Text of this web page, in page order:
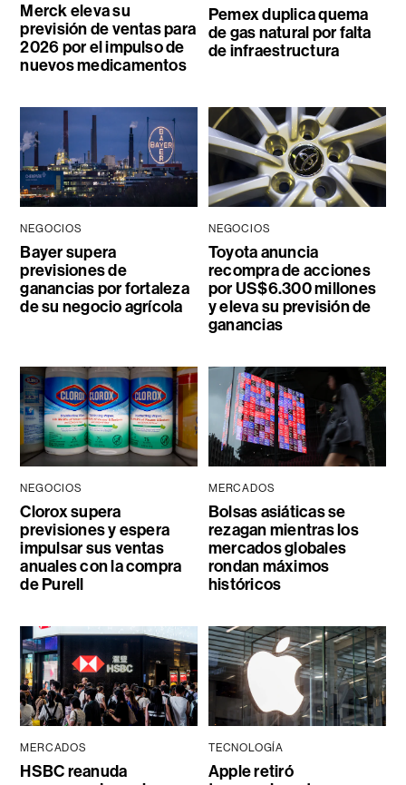
Merck eleva su
previsión de ventas para
2026 por el impulso de
nuevos medicamentos
Pemex duplica quema
de gas natural por falta
de infraestructura
NEGOCIOS
Bayer supera
previsiones de
ganancias por fortaleza
de su negocio agrícola
NEGOCIOS
Toyota anuncia
recompra de acciones
por US$6.300 millones
y eleva su previsión de
ganancias
NEGOCIOS
Clorox supera
previsiones y espera
impulsar sus ventas
anuales con la compra
de Purell
MERCADOS
Bolsas asiáticas se
rezagan mientras los
mercados globales
rondan máximos
históricos
MERCADOS
HSBC reanuda
TECNOLOGÍA
Apple retiró